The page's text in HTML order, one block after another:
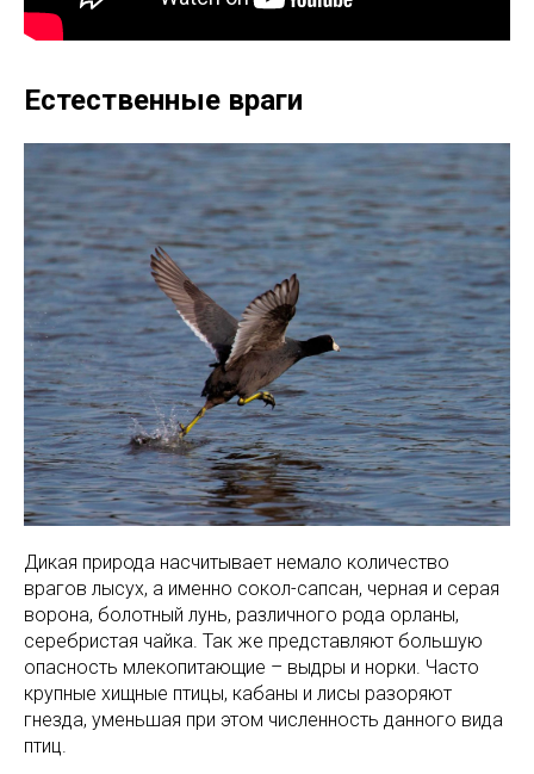
Естественные враги
Дикая природа насчитывает немало количество
врагов лысух, а именно сокол-сапсан, черная и серая
ворона, болотный лунь, различного рода орланы,
серебристая чайка. Так же представляют большую
опасность млекопитающие – выдры и норки. Часто
крупные хищные птицы, кабаны и лисы разоряют
гнезда, уменьшая при этом численность данного вида
птиц.